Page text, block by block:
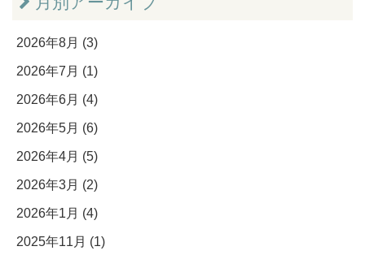
2026年8月 (3)
2026年7月 (1)
2026年6月 (4)
2026年5月 (6)
2026年4月 (5)
2026年3月 (2)
2026年1月 (4)
2025年11月 (1)